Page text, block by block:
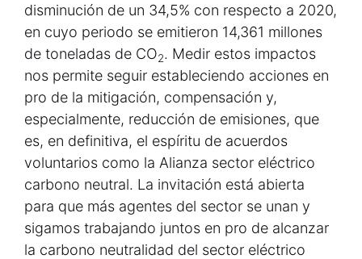
disminución de un 34,5% con respecto a 2020,
en cuyo periodo se emitieron 14,361 millones
de toneladas de CO2. Medir estos impactos
nos permite seguir estableciendo acciones en
pro de la mitigación, compensación y,
especialmente, reducción de emisiones, que
es, en definitiva, el espíritu de acuerdos
voluntarios como la Alianza sector eléctrico
carbono neutral. La invitación está abierta
para que más agentes del sector se unan y
sigamos trabajando juntos en pro de alcanzar
la carbono neutralidad del sector eléctrico